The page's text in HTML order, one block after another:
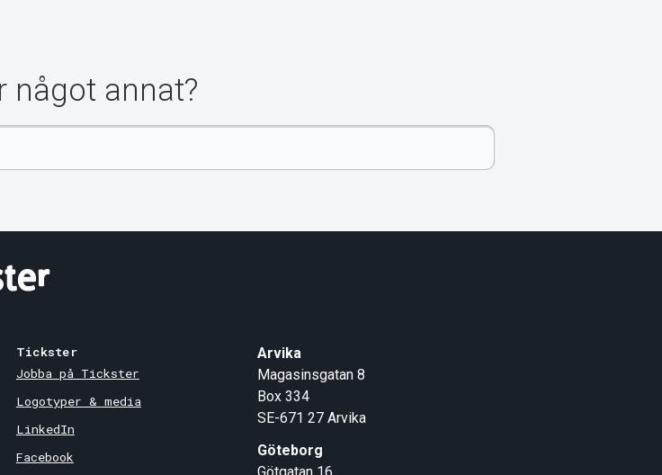
något annat?
Tickster
Jobba på Tickster
Logotyper & media
LinkedIn
Facebook
Arvika
Magasinsgatan 8
Box 334
SE-671 27 Arvika
Göteborg